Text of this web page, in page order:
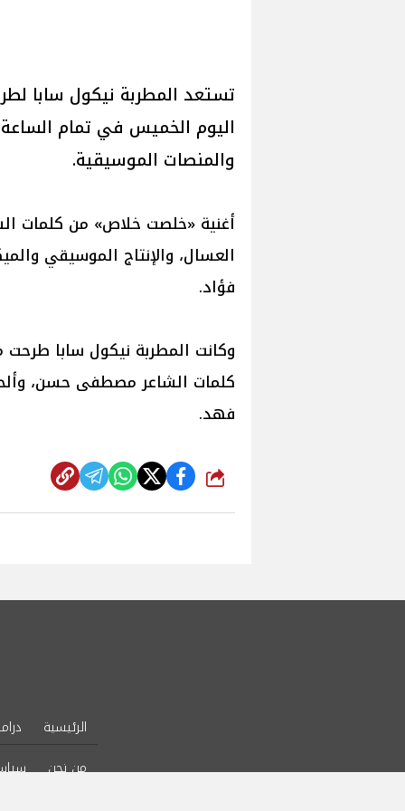
تستعد المطربة نيكول سابا
اليوم الخميس في تمام الساعة
والمنصات الموسيقية.
أغنية «خلصت خلاص» من كلمات
العسال، والإنتاج الموسيقي
فؤاد.
وكانت المطربة نيكول سابا
كلمات الشاعر مصطفى حسن،
فهد.
شارك
الرئيسية
من نحن